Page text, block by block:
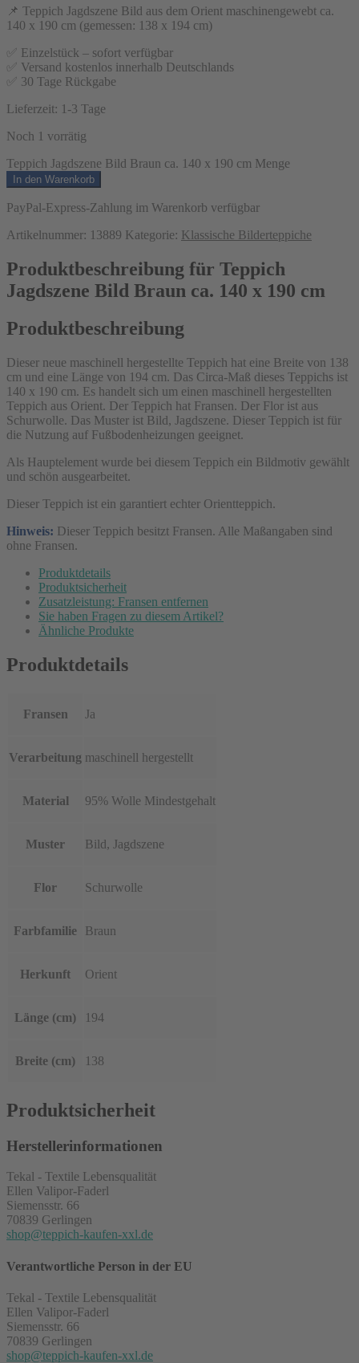
📌 Teppich Jagdszene Bild aus dem Orient maschinengewebt ca.
140 x 190 cm (gemessen: 138 x 194 cm)
✅ Einzelstück – sofort verfügbar
✅ Versand kostenlos innerhalb Deutschlands
✅ 30 Tage Rückgabe
Lieferzeit: 1-3 Tage
Noch 1 vorrätig
Teppich Jagdszene Bild Braun ca. 140 x 190 cm Menge
In den Warenkorb
PayPal-Express-Zahlung im Warenkorb verfügbar
Artikelnummer: 13889 Kategorie: Klassische Bilderteppiche
Produktbeschreibung für Teppich
Jagdszene Bild Braun ca. 140 x 190 cm
Produktbeschreibung
Dieser neue maschinell hergestellte Teppich hat eine Breite von 138
cm und eine Länge von 194 cm. Das Circa-Maß dieses Teppichs ist
140 x 190 cm. Es handelt sich um einen maschinell hergestellten
Teppich aus Orient. Der Teppich hat Fransen. Der Flor ist aus
Schurwolle. Das Muster ist Bild, Jagdszene. Dieser Teppich ist für
die Nutzung auf Fußbodenheizungen geeignet.
Als Hauptelement wurde bei diesem Teppich ein Bildmotiv gewählt
und schön ausgearbeitet.
Dieser Teppich ist ein garantiert echter Orientteppich.
Hinweis: Dieser Teppich besitzt Fransen. Alle Maßangaben sind
ohne Fransen.
Produktdetails
Produktsicherheit
Zusatzleistung: Fransen entfernen
Sie haben Fragen zu diesem Artikel?
Ähnliche Produkte
Produktdetails
Fransen Ja
Verarbeitung maschinell hergestellt
Material 95% Wolle Mindestgehalt
Muster Bild, Jagdszene
Flor Schurwolle
Farbfamilie Braun
Herkunft Orient
Länge (cm) 194
Breite (cm) 138
Produktsicherheit
Herstellerinformationen
Tekal - Textile Lebensqualität
Ellen Valipor-Faderl
Siemensstr. 66
70839 Gerlingen
shop@teppich-kaufen-xxl.de
Verantwortliche Person in der EU
Tekal - Textile Lebensqualität
Ellen Valipor-Faderl
Siemensstr. 66
70839 Gerlingen
shop@teppich-kaufen-xxl.de